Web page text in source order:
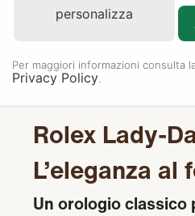
Rolex Lady-
L’eleganza al
Un orologio classico
personalizza
Per maggiori informazioni consulta la
Privacy Policy